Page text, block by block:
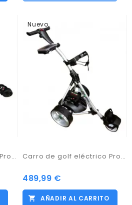
Carro eléctrico de golf Pro Kaddy Modelo S1T2 Negro con batería de 33amp
Nuevo
Carro de golf eléctrico Pro Kaddy S2G Digital con Batería Litio de 18amp
489,99 €
AÑADIR AL CARRITO